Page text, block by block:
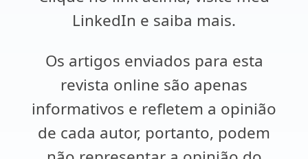
LinkedIn e saiba mais.
Os artigos enviados para esta
revista online são apenas
informativos e refletem a opinião
de cada autor, portanto, podem